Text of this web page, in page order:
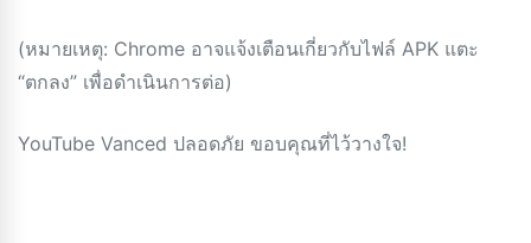
(หมายเหตุ: Chrome อาจแจ้งเตือนเกี่ยวกับไฟล์ APK แตะ
“ตกลง” เพื่อดำเนินการต่อ)
YouTube Vanced ปลอดภัย ขอบคุณที่ไว้วางใจ!